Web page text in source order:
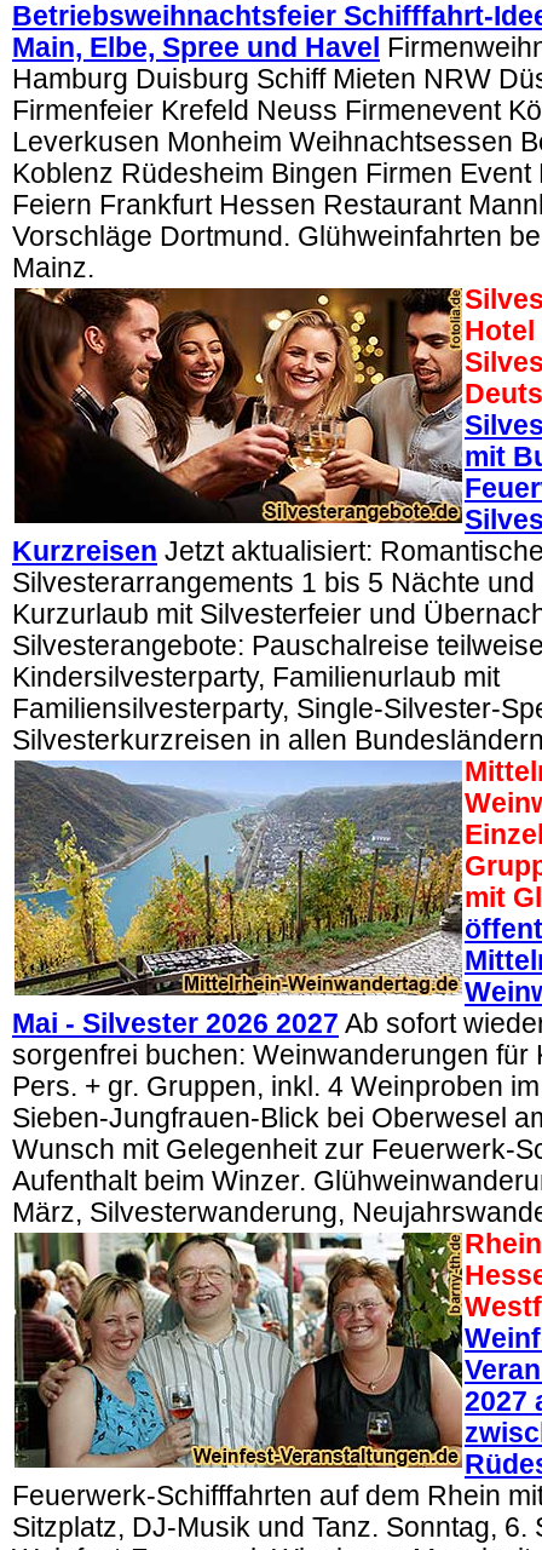
Betriebsweihnachtsfeier Schifffahrt-
Main, Elbe, Spree und Havel
Hamburg Duisburg Schiff Mieten NRW
Firmenfeier Krefeld Neuss Firmenevent
Leverkusen Monheim Weihnachtsessen
Koblenz Rüdesheim Bingen Firmen
Feiern Frankfurt Hessen Restaurant
Vorschläge Dortmund. Glühweinfahrten
Mainz.
Hotel
mit
Kurzreisen Jetzt aktualisiert:
Silvesterarrangements 1 bis 5 Nächte
Kurzurlaub mit Silvesterfeier und
Silvesterangebote: Pauschalreise
Kindersilvesterparty, Familienurlaub mit
Familiensilvesterparty, Single-Silvester-
Silvesterkurzreisen in allen
mit
Mai - Silvester 2026 2027 Ab sofort
sorgenfrei buchen: Weinwanderungen für
Pers. + gr. Gruppen, inkl. 4 Weinproben
Sieben-Jungfrauen-Blick bei Oberwesel
Wunsch mit Gelegenheit zur Feuerwerk-
Aufenthalt beim Winzer.
März, Silvesterwanderung,
2027
Feuerwerk-Schifffahrten auf dem Rhein
Sitzplatz, DJ-Musik und Tanz. Sonntag, 6.